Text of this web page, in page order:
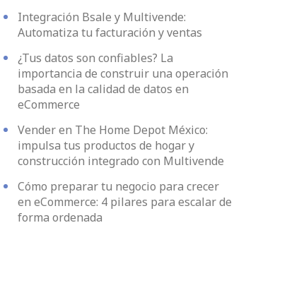
Integración Bsale y Multivende:
Automatiza tu facturación y ventas
¿Tus datos son confiables? La
importancia de construir una operación
basada en la calidad de datos en
eCommerce
Vender en The Home Depot México:
impulsa tus productos de hogar y
construcción integrado con Multivende
Cómo preparar tu negocio para crecer
en eCommerce: 4 pilares para escalar de
forma ordenada